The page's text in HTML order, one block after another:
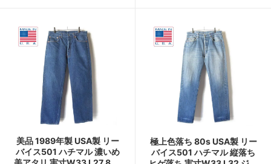
美品 1989年製 USA製 リー
バイス501 ハチマル 濃いめ
極上色落ち 80s USA製 リー
バイス501 ハチマル 縦落ち